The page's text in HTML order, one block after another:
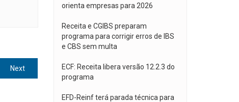
NextNext
post:
orienta empresas para 2026
Receita e CGIBS preparam
programa para corrigir erros de IBS
e CBS sem multa
ECF: Receita libera versão 12.2.3 do
programa
EFD-Reinf terá parada técnica para